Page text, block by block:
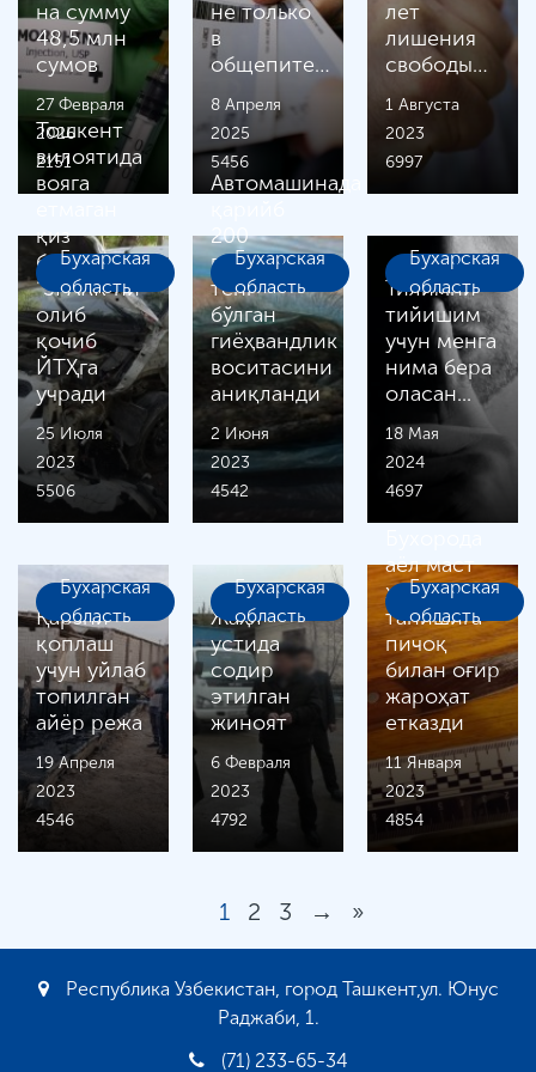
на сумму
48,5 млн
сумов
27 Февраля
2026
2151
не только
в
общепите…
8 Апреля
2025
5456
лет
лишения
свободы…
1 Августа
2023
6997
Бухарская
область
Тошкент
вилоятида
вояга
қиз
бировнинг
“SPARK”ни
олиб
қочиб
ЙТҲга
учради
25 Июля
2023
5506
Бухарская
область
Автомашинада
200
граммга
тенг
бўлган
гиёҳвандлик
воситасини
аниқланди
2 Июня
2023
4542
Бухарская
область
Тилимни
тийишим
учун менга
нима бера
оласан...
18 Мая
2024
4697
Бухарская
область
Қарзни
қоплаш
учун уйлаб
топилган
айёр режа
19 Апреля
2023
4546
Бухарская
область
Жаҳл
устида
содир
этилган
жиноят
6 Февраля
2023
4792
Бухарская
область
аёл маст
ҳолда
танишига
пичоқ
билан оғир
жароҳат
етказди
11 Января
2023
4854
1 2 3 → »
Республика Узбекистан, город Ташкент,ул. Юнус
Раджаби, 1.
(71) 233-65-34